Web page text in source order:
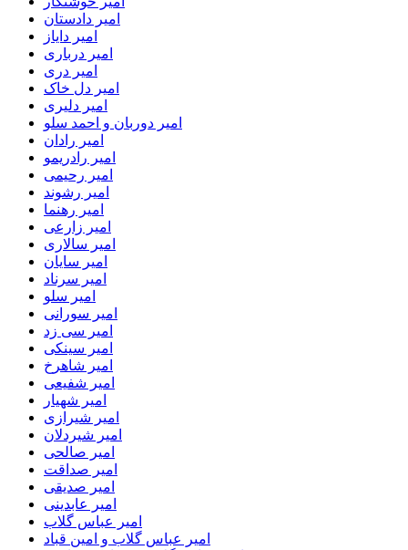
امیر دادستان
امیر دایاز
امیر درباری
امیر دری
امیر دل خاک
امیر دلیری
امیر دوربان و احمد سلو
امیر رادان
امیر رادریمو
امیر رحیمی
امیر رشوند
امیر رهنما
امیر زارعی
امیر سالاری
امیر سایان
امیر سرناد
امیر سلو
امیر سورانی
امیر سی زد
امیر سینکی
امیر شاهرخ
امیر شفیعی
امیر شهیار
امیر شیرازی
امیر شیردلان
امیر صالحی
امیر صداقت
امیر صدیقی
امیر عابدینی
امیر عباس گلاب
امیر عباس گلاب و امین قباد